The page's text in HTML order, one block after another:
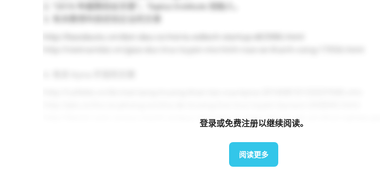
“2016 年越南创业交易”，Topica Institute 创始人。
http://dantri.com.vn/suc-manh-so/quy-nhat-dau-tu-trieu-do-vao-du-an-khoi-nghiep-
登录或免费注册以继续阅读。
阅读更多